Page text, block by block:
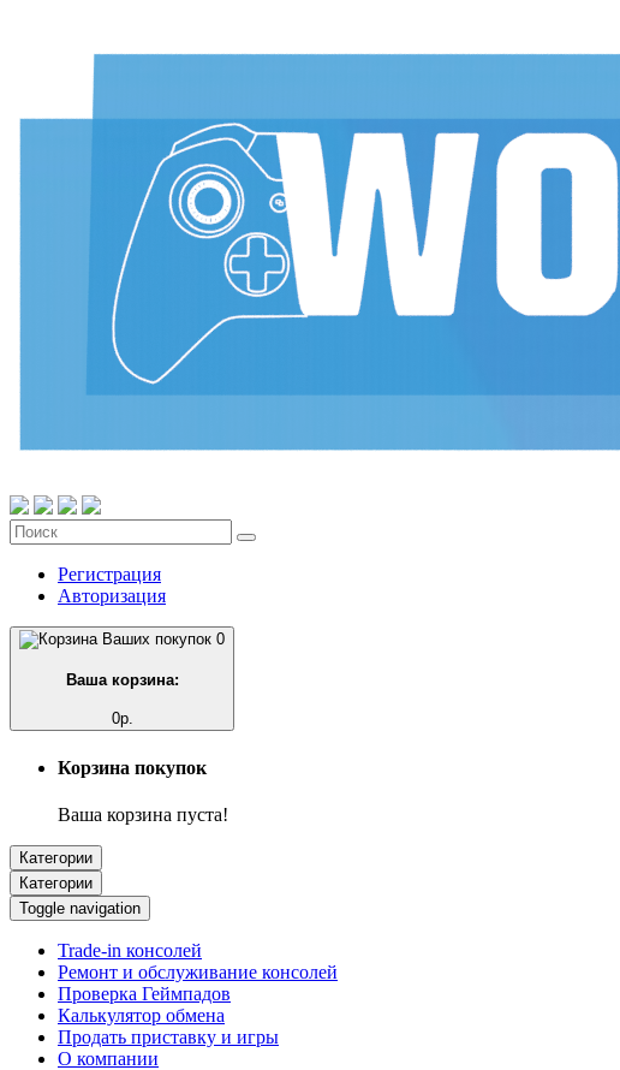
Регистрация
Авторизация
0
Ваша корзина:
0р.
Корзина покупок
Ваша корзина пуста!
Категории
Категории
Toggle navigation
Trade-in консолей
Ремонт и обслуживание консолей
Проверка Геймпадов
Калькулятор обмена
Продать приставку и игры
О компании